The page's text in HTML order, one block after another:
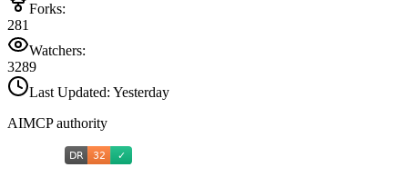
Forks:
281
Watchers:
3289
Last Updated: Yesterday
AIMCP authority